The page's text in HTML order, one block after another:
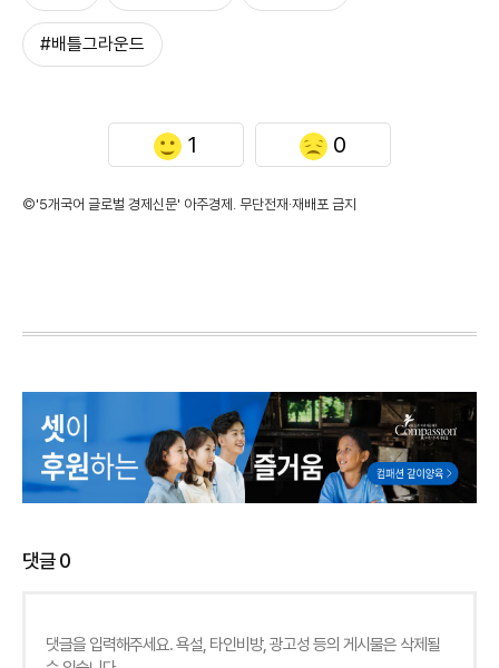
#배틀그라운드
1 0
©'5개국어 글로벌 경제신문' 아주경제. 무단전재·재배포 금지
댓글0